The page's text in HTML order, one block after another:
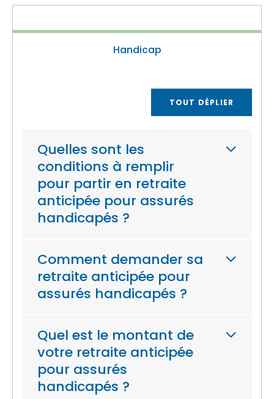
Handicap
TOUT DÉPLIER
Quelles sont les
conditions à remplir
pour partir en retraite
anticipée pour assurés
handicapés ?
Comment demander sa
retraite anticipée pour
assurés handicapés ?
Quel est le montant de
votre retraite anticipée
pour assurés
handicapés ?